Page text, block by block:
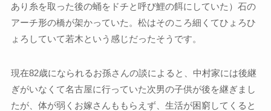
あり糸を取った後の蛹をドチと呼び鯉の餌にしていた）石の
アーチ形の橋が架かっていた。松はそのころ細くてひょろひ
ょろしていて若木という感じだったそうです。
現在82歳になられるお孫さんの談によると、中村家には後継
ぎがいなくて名古屋に行っていた次男の子供が後を継ぎまし
たが、体が弱くお嫁さんももらえず、生活が困窮してくると